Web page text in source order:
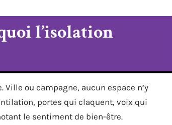
l’isolation
Ville ou campagne, aucun espace n’y
portes qui claquent, voix qui
le sentiment de bien-être.